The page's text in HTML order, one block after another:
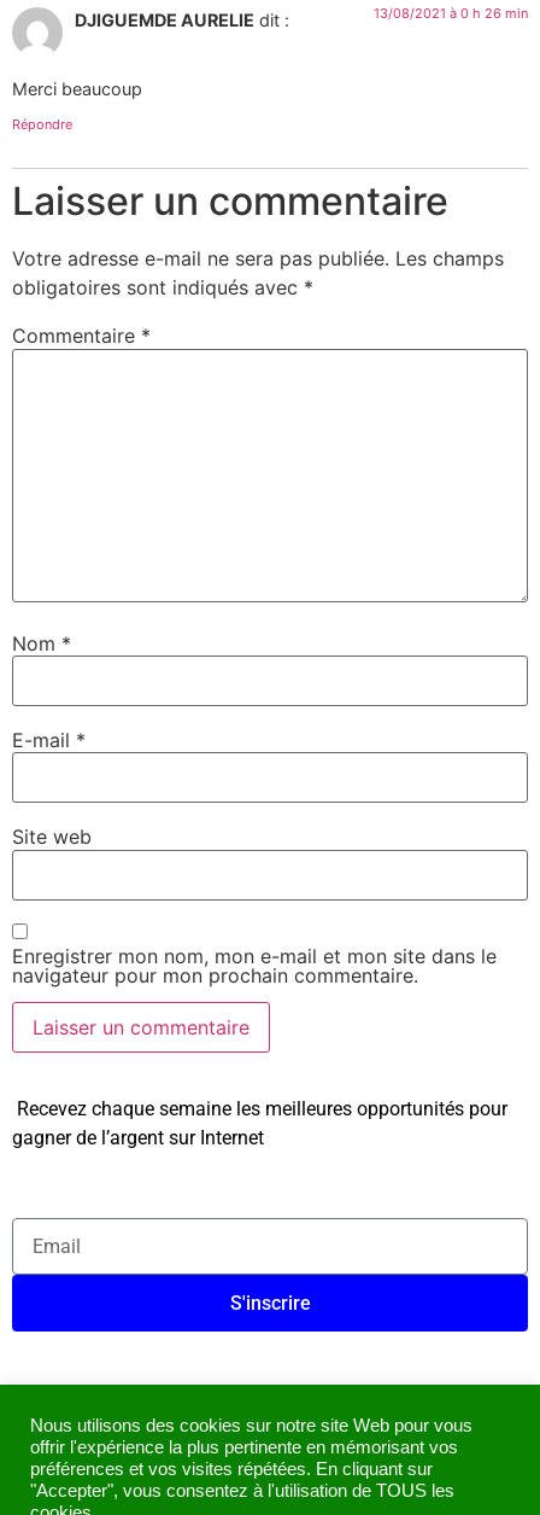
DJIGUEMDE AURELIE dit : 13/08/2021 à 0 h 26 min
Merci beaucoup
Répondre
Laisser un commentaire
Votre adresse e-mail ne sera pas publiée. Les champs
obligatoires sont indiqués avec *
Commentaire *
Nom *
E-mail *
Site web
Enregistrer mon nom, mon e-mail et mon site dans le
navigateur pour mon prochain commentaire.
Recevez chaque semaine les meilleures opportunités pour
gagner de l’argent sur Internet
S'inscrire
vos spams (courriers indésirables) ou dans « Promotions »
(Gmail).
Nous utilisons des cookies sur notre site Web pour vous
offrir l'expérience la plus pertinente en mémorisant vos
préférences et vos visites répétées. En cliquant sur
"Accepter", vous consentez à l'utilisation de TOUS les